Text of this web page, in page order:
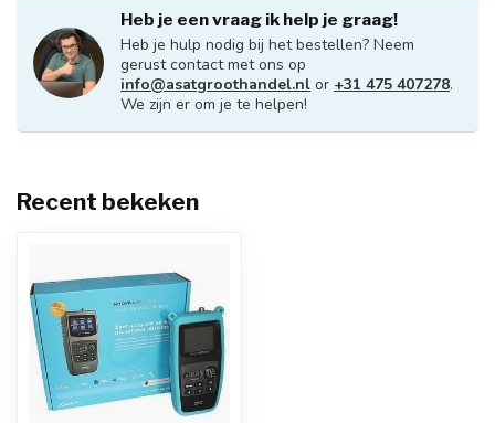
Heb je een vraag ik help je graag!
Heb je hulp nodig bij het bestellen? Neem
gerust contact met ons op
info@asatgroothandel.nl or +31 475 407278.
We zijn er om je te helpen!
Recent bekeken